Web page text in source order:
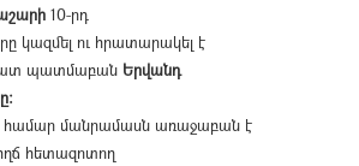
10-րդ
կազմել ու հրատարակել է
պատմաբան Երվանդ
համար մանրամասն առաջաբան է
հետազոտող